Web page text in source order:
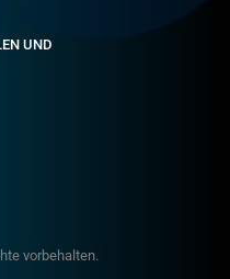
vorbehalten.
UND